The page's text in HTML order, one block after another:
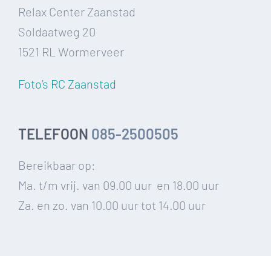
Relax Center Zaanstad
Soldaatweg 20
1521 RL Wormerveer
Foto’s RC Zaanstad
TELEFOON 085-2500505
Bereikbaar op:
Ma. t/m vrij. van 09.00 uur en 18.00 uur
Za. en zo. van 10.00 uur tot 14.00 uur